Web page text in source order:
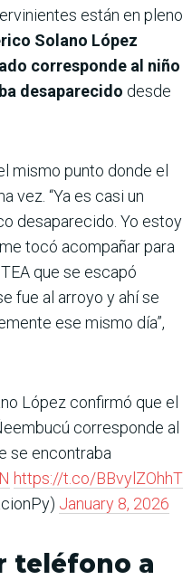
están en pleno
Solano López
corresponde al niño
desaparecido desde
mismo punto donde el
vez. “Ya es casi un
desaparecido. Yo estoy
tocó acompañar para
que se escapó
fue al arroyo y ahí se
ese mismo día”,
López confirmó que el
corresponde al
se encontraba
https://t.co/BBvylZOhhT
January 8, 2026
teléfono a